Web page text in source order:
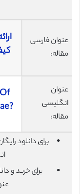
عنوان فارسی
مقاله:
عنوان
انگلیسی
مقاله:
برای خرید و